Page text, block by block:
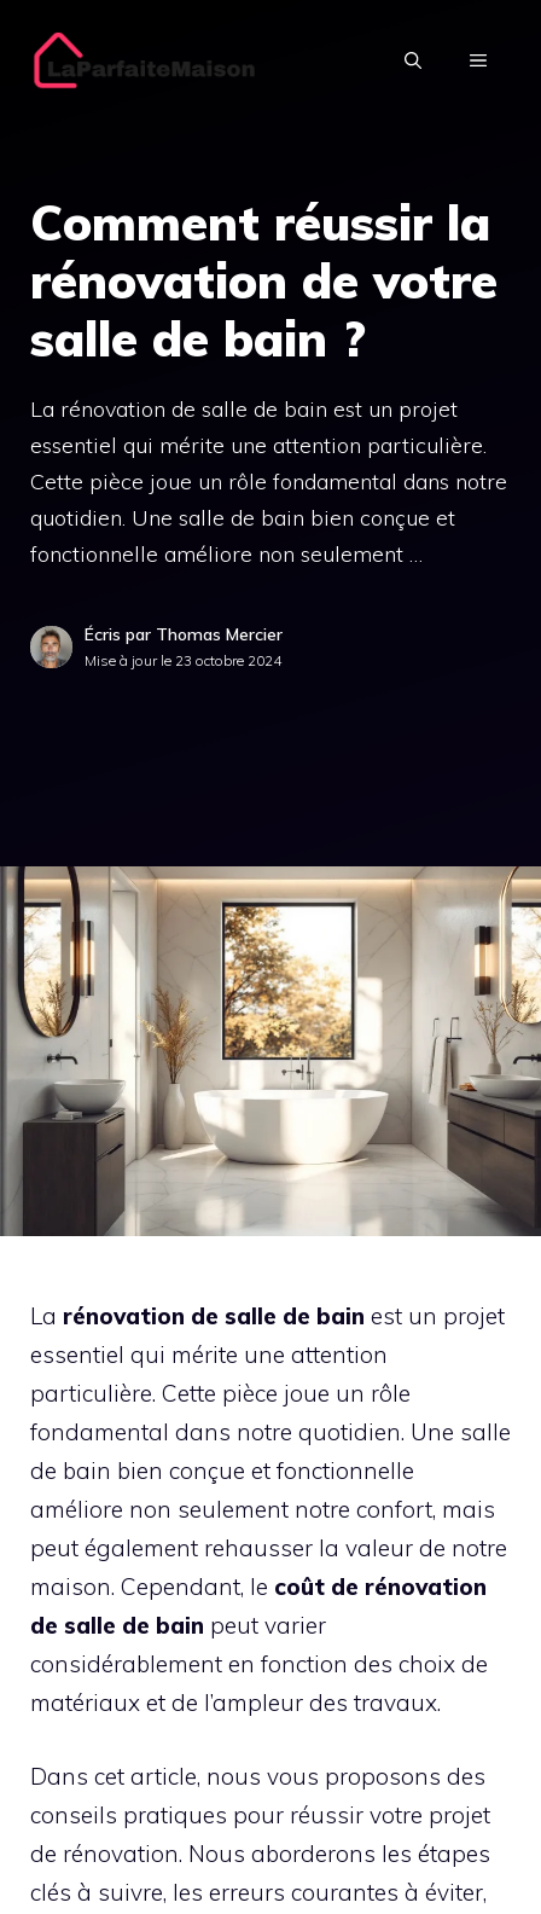
contenu
MENU
Comment réussir la
rénovation de votre
salle de bain ?
La rénovation de salle de bain est un projet
essentiel qui mérite une attention particulière.
Cette pièce joue un rôle fondamental dans notre
quotidien. Une salle de bain bien conçue et
fonctionnelle améliore non seulement …
Écris par Thomas Mercier
Mise à jour le 23 octobre 2024
La rénovation de salle de bain est un projet
essentiel qui mérite une attention
particulière. Cette pièce joue un rôle
fondamental dans notre quotidien. Une salle
de bain bien conçue et fonctionnelle
améliore non seulement notre confort, mais
peut également rehausser la valeur de notre
maison. Cependant, le coût de rénovation
de salle de bain peut varier
considérablement en fonction des choix de
matériaux et de l’ampleur des travaux.
Dans cet article, nous vous proposons des
conseils pratiques pour réussir votre projet
de rénovation. Nous aborderons les étapes
clés à suivre, les erreurs courantes à éviter,